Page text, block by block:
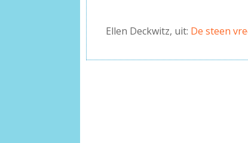
Ellen Deckwitz, uit: De steen